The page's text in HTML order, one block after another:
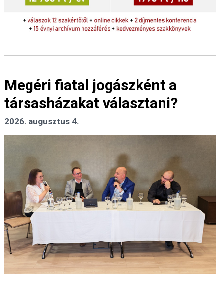
Megéri fiatal jogászként a
társasházakat választani?
2026. augusztus 4.